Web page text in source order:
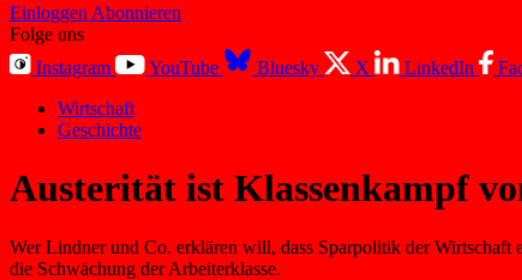
Einloggen Abonnieren
Folge uns
Instagram
YouTube Bluesky X LinkedIn
Wirtschaft
Geschichte
Austerität ist Klassen­kampf
Wer Lindner und Co. erklären will, dass Sparpolitik der Wirtschaft
die Schwächung der Arbeiterklasse.